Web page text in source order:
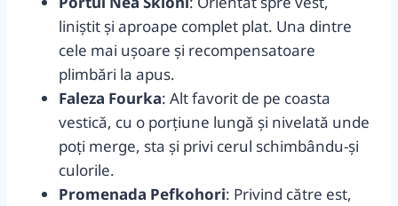
liniștit și aproape complet plat. Una dintre
cele mai uşoare şi recompensatoare
plimbări la apus.
Faleza Fourka: Alt favorit de pe coasta
vestică, cu o porțiune lungă şi nivelată unde
poți merge, sta și privi cerul schimbându-şi
culorile.
Promenada Pefkohori: Privind către est,